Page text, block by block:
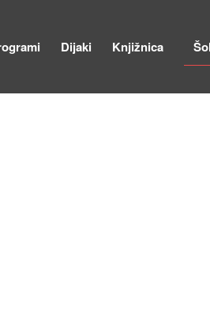
Dijaki Knjižnica